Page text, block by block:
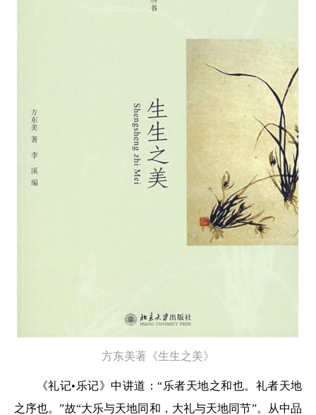
方东美著《生生之美》
《礼记•乐记》中讲道：“乐者天地之和也。礼者天地
之序也。”故“大乐与天地同和，大礼与天地同节”。从中品